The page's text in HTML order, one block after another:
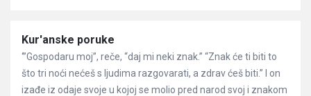
Članci
Kur'anske poruke
‘”Gospodaru moj”, reče, “daj mi neki znak.” “Znak će ti biti to
što tri noći nećeš s ljudima razgovarati, a zdrav ćeš biti.” l on
izađe iz odaje svoje u kojoj se molio pred narod svoj i znakom